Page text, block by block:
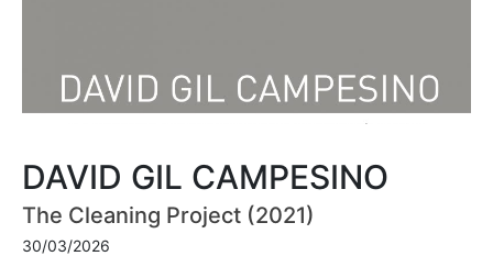
DAVID GIL CAMPESINO
The Cleaning Project (2021)
30/03/2026